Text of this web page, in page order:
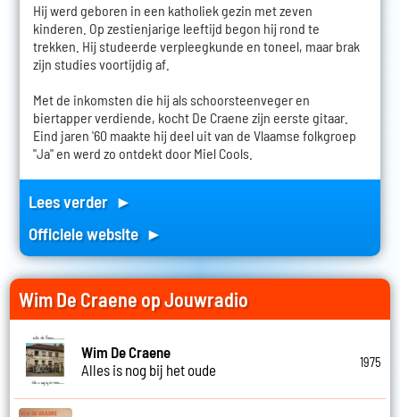
Hij werd geboren in een katholiek gezin met zeven
kinderen. Op zestienjarige leeftijd begon hij rond te
trekken. Hij studeerde verpleegkunde en toneel, maar brak
zijn studies voortijdig af.
Met de inkomsten die hij als schoorsteenveger en
biertapper verdiende, kocht De Craene zijn eerste gitaar.
Eind jaren '60 maakte hij deel uit van de Vlaamse folkgroep
"Ja" en werd zo ontdekt door Miel Cools.
Lees verder ►
Officiele website ►
Wim De Craene op Jouwradio
Wim De Craene
Alles is nog bij het oude
1975